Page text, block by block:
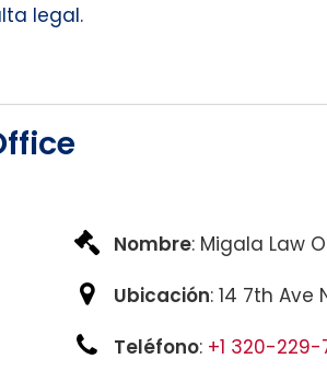
legal.
Nombre: Migala Law
Ubicación: 14 7th Ave
Teléfono: +1 320-229-